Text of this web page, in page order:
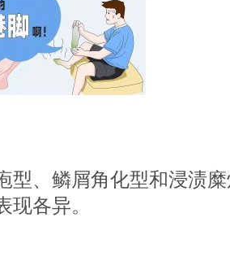
、鳞屑角化型和浸渍糜
各异。